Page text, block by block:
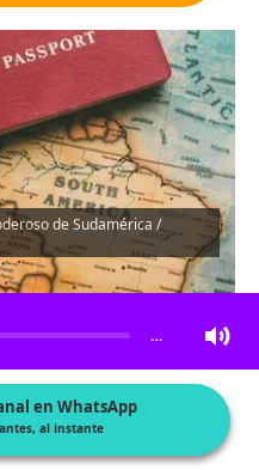
de Sudamérica /
artículo
…
en WhatsApp
al instante